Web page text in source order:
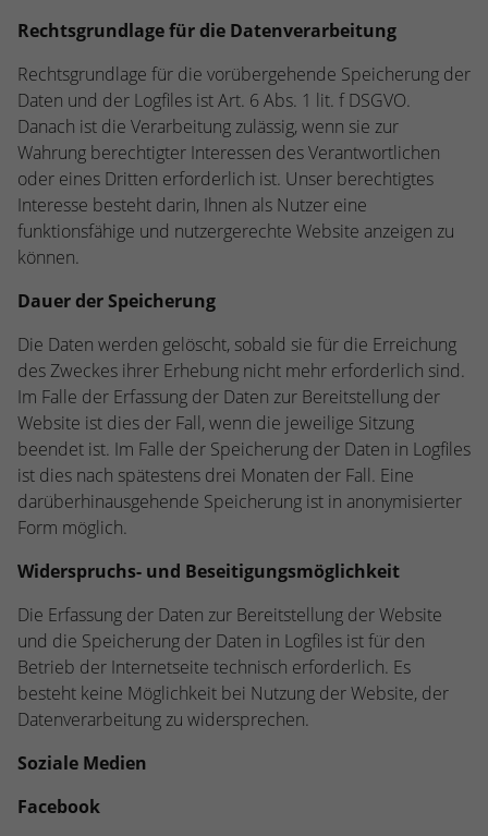
Rechtsgrundlage für die Datenverarbeitung
Rechtsgrundlage für die vorübergehende Speicherung der
Daten und der Logfiles ist Art. 6 Abs. 1 lit. f DSGVO.
Danach ist die Verarbeitung zulässig, wenn sie zur
Wahrung berechtigter Interessen des Verantwortlichen
oder eines Dritten erforderlich ist. Unser berechtigtes
Interesse besteht darin, Ihnen als Nutzer eine
funktionsfähige und nutzergerechte Website anzeigen zu
können.
Dauer der Speicherung
Die Daten werden gelöscht, sobald sie für die Erreichung
des Zweckes ihrer Erhebung nicht mehr erforderlich sind.
Im Falle der Erfassung der Daten zur Bereitstellung der
Website ist dies der Fall, wenn die jeweilige Sitzung
beendet ist. Im Falle der Speicherung der Daten in Logfiles
ist dies nach spätestens drei Monaten der Fall. Eine
darüberhinausgehende Speicherung ist in anonymisierter
Form möglich.
Widerspruchs- und Beseitigungsmöglichkeit
Die Erfassung der Daten zur Bereitstellung der Website
und die Speicherung der Daten in Logfiles ist für den
Betrieb der Internetseite technisch erforderlich. Es
besteht keine Möglichkeit bei Nutzung der Website, der
Datenverarbeitung zu widersprechen.
Soziale Medien
Facebook